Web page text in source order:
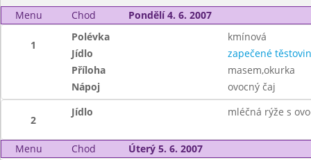
Menu Chod Pondělí 4. 6. 2007
1
Polévka
kmínová
Jídlo
zapečené
Příloha
masem,okurka
Nápoj
ovocný čaj
2
Jídlo mléčná rýže s
Menu Chod Úterý 5. 6. 2007